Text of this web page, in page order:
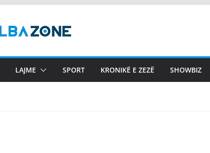
LAJME SPORT KRONIKË E ZEZË SHOWBIZ